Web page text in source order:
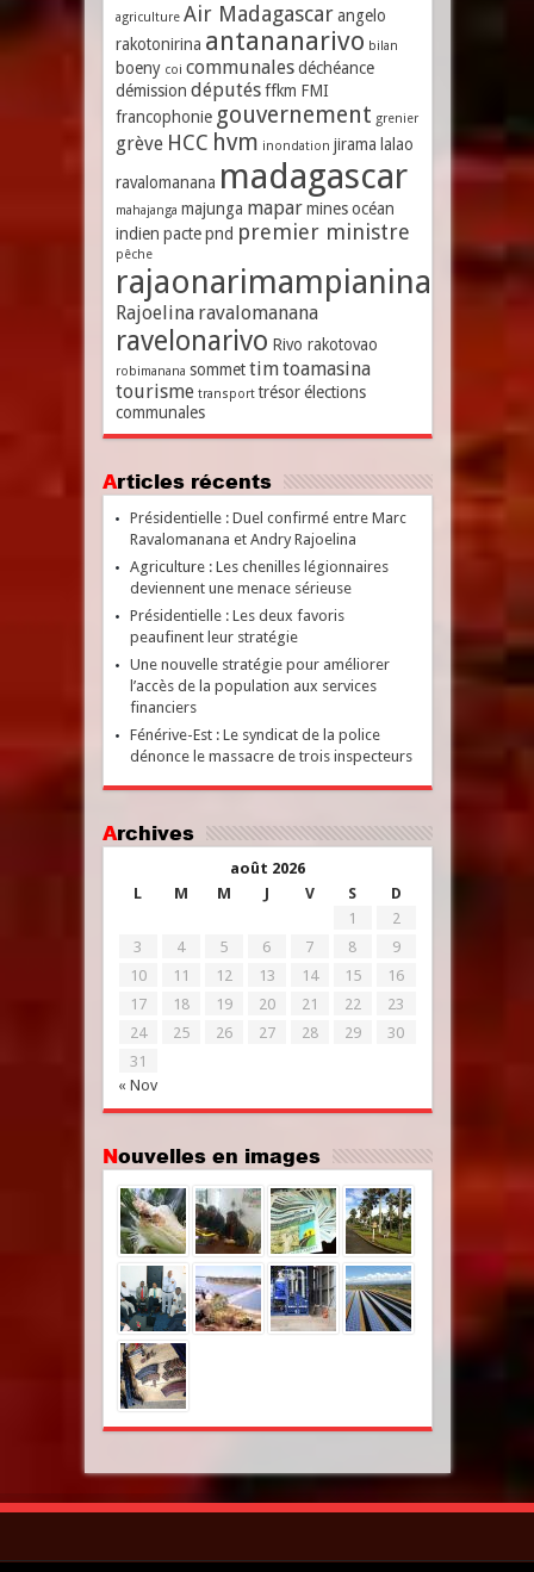
agriculture Air Madagascar angelo
rakotonirina antananarivo bilan
boeny coi communales déchéance
démission députés ffkm FMI
francophonie gouvernement grenier
grève HCC hvm inondation jirama lalao
ravalomanana madagascar
mahajanga majunga mapar mines océan
indien pacte pnd premier ministre
pêche
rajaonarimampianina
Rajoelina ravalomanana
ravelonarivo Rivo rakotovao
robimanana sommet timtoamasina
tourisme transport trésor élections
communales
Articles récents
Présidentielle : Duel confirmé entre Marc
Ravalomanana et Andry Rajoelina
Agriculture : Les chenilles légionnaires
deviennent une menace sérieuse
Présidentielle : Les deux favoris
peaufinent leur stratégie
Une nouvelle stratégie pour améliorer
l’accès de la population aux services
financiers
Fénérive-Est : Le syndicat de la police
dénonce le massacre de trois inspecteurs
Archives
août 2026
L
M M J V S D
« Nov
1
2
3
4 5 6 7 8
9
10
11 12 13 14 15
16
17
18 19 20 21 22
23
24
25 26 27 28 29
30
31
Nouvelles en images